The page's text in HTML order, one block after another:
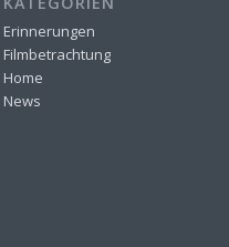
Erinnerungen
Filmbetrachtung
Home
News